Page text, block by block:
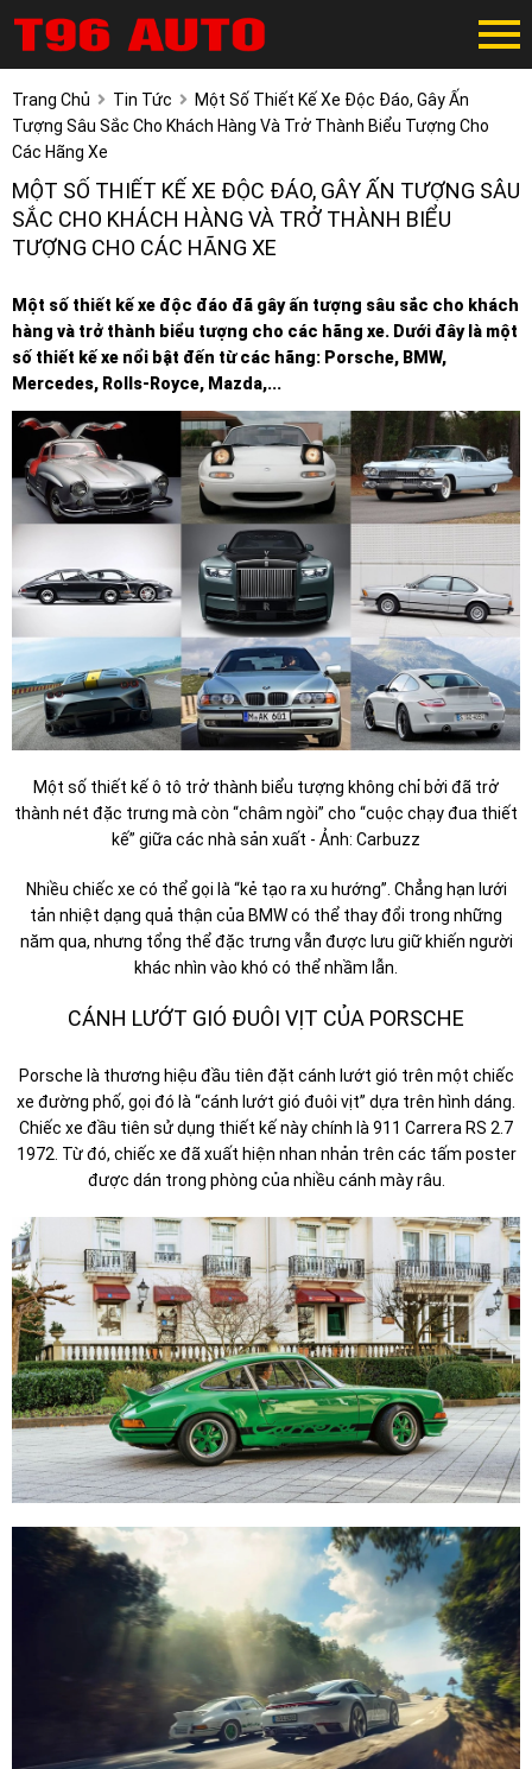
Trang Chủ Tin Tức
Một Số Thiết Kế Xe Độc Đáo, Gây Ấn
Tượng Sâu Sắc Cho Khách Hàng Và Trở Thành Biểu Tượng Cho
Các Hãng Xe
MỘT SỐ THIẾT KẾ XE ĐỘC ĐÁO, GÂY ẤN TƯỢNG SÂU
SẮC CHO KHÁCH HÀNG VÀ TRỞ THÀNH BIỂU
TƯỢNG CHO CÁC HÃNG XE
Một số thiết kế xe độc đáo đã gây ấn tượng sâu sắc cho khách
hàng và trở thành biểu tượng cho các hãng xe. Dưới đây là một
số thiết kế xe nổi bật đến từ các hãng: Porsche, BMW,
Mercedes, Rolls-Royce, Mazda,...
Một số thiết kế ô tô trở thành biểu tượng không chỉ bởi đã trở
thành nét đặc trưng mà còn “châm ngòi” cho “cuộc chạy đua thiết
kế” giữa các nhà sản xuất - Ảnh: Carbuzz
Nhiều chiếc xe có thể gọi là “kẻ tạo ra xu hướng”. Chẳng hạn lưới
tản nhiệt dạng quả thận của BMW có thể thay đổi trong những
năm qua, nhưng tổng thể đặc trưng vẫn được lưu giữ khiến người
khác nhìn vào khó có thể nhầm lẫn.
CÁNH LƯỚT GIÓ ĐUÔI VỊT CỦA PORSCHE
Porsche là thương hiệu đầu tiên đặt cánh lướt gió trên một chiếc
xe đường phố, gọi đó là “cánh lướt gió đuôi vịt” dựa trên hình dáng.
Chiếc xe đầu tiên sử dụng thiết kế này chính là 911 Carrera RS 2.7
1972. Từ đó, chiếc xe đã xuất hiện nhan nhản trên các tấm poster
được dán trong phòng của nhiều cánh mày râu.